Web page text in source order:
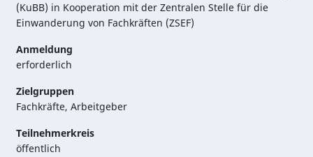
(KuBB) in Kooperation mit der Zentralen Stelle für die
Einwanderung von Fachkräften (ZSEF)
Anmeldung
erforderlich
Zielgruppen
Fachkräfte, Arbeitgeber
Teilnehmerkreis
öffentlich